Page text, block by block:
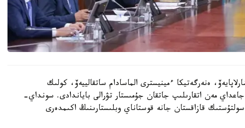
ەنەرگەتيكا ءمينيسترى الماسادام ساتقالييەۆ، كولىك
مەن اتقارىلىپ جاتقان جۇمىستار تۋرالى باياندادى. سونداي-
قازاقستان جانە قوستاناي وبلىستارىنىڭ اكىمدەرى